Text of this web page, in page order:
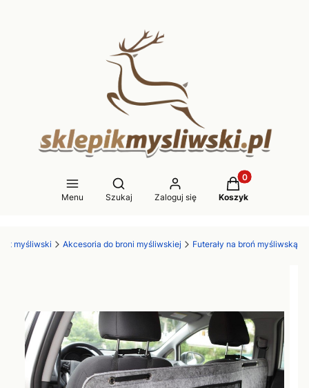
Menu
Otwórz wyszukiwarkę
Szukaj Zaloguj się
Produkty w
Koszyk
myśliwski Akcesoria do broni myśliwskiej Futerały na broń myśliwską